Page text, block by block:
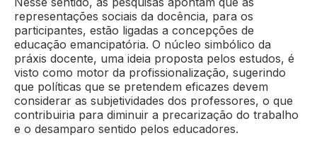
representações sociais da docência, para os
participantes, estão ligadas a concepções de
educação emancipatória. O núcleo simbólico da
práxis docente, uma ideia proposta pelos estudos, é
visto como motor da profissionalização, sugerindo
que políticas que se pretendem eficazes devem
considerar as subjetividades dos professores, o que
contribuiria para diminuir a precarização do trabalho
e o desamparo sentido pelos educadores.